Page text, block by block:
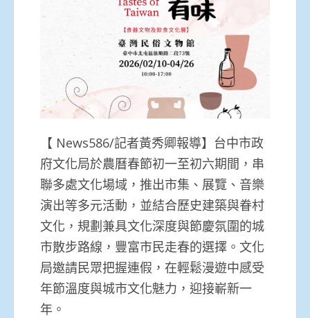
【 News586/記者黃秀卿報導】台中市政
府文化局於農曆春節初一至初六期間，串
聯多處文化場域， 推出市集、展覽、音樂
演出等多元活動，並結合歷史建築與眷村
文化 ，規劃兼具文化深度與節慶氛圍的城
市散步路線，豐富市民走春的選擇。文化
局邀請民眾把握連假，在輕鬆漫遊中感受
年節溫度與城市文化魅力，迎接嶄新一
年。